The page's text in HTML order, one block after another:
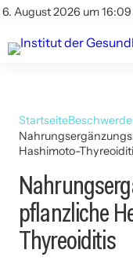
6. August 2026 um
Kontakt
Kontakt
AGBs
Startseite
Hashimoto-
pflanzliche
Thyreoiditis